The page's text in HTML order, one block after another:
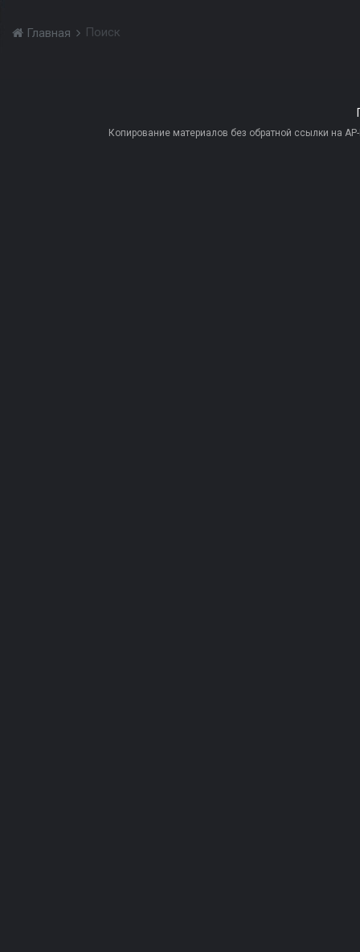
Главная Поиск
Копирование материалов без обратной ссылки на